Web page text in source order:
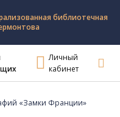
библиотечная
Личный
кабинет
«Замки Франции»